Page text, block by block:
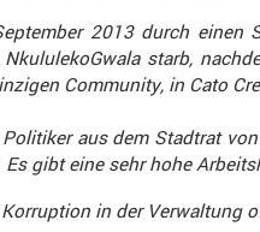
2013 durch
starb,
Commu­nity, in Cato
aus dem Stadtrat
gibt eine sehr hohe
in der Verwal­tung